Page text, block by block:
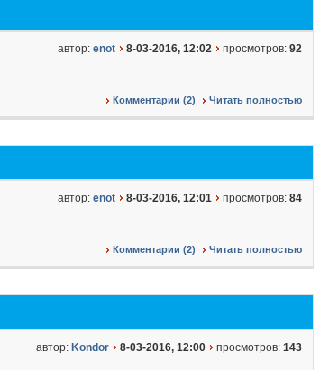
автор: enot 8-03-2016, 12:02 просмотров: 92
Комментарии (2) Читать полностью
автор: enot 8-03-2016, 12:01 просмотров: 84
Комментарии (2) Читать полностью
автор: Kondor 8-03-2016, 12:00 просмотров: 143